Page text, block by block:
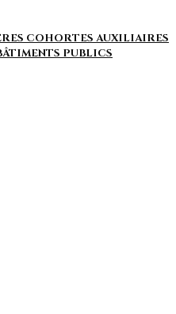
COHORTES AUXILIAIRES
PUBLICS